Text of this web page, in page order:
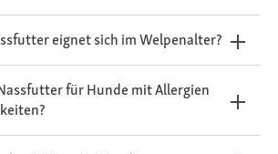
eignet sich im Welpenalter?
für Hunde mit Allergien